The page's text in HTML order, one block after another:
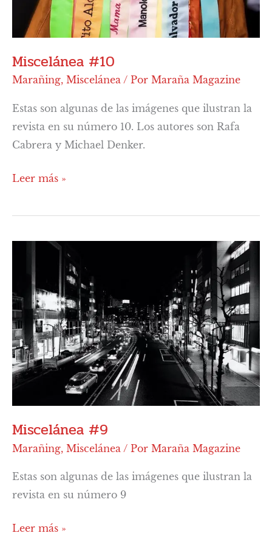
Miscelánea #10
Marañing, Miscelánea / Por Maraña Magazine
Estas son algunas de las imágenes que ilustran la
revista en su número 10. Los autores son Rafa
Cabrera y Michael Denker.
Leer más »
Miscelánea #9
Marañing, Miscelánea / Por Maraña Magazine
Estas son algunas de las imágenes que ilustran la
revista en su número 9
Miscelánea
Leer más »